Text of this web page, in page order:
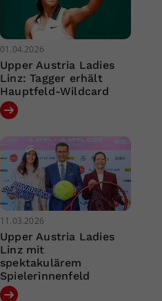
01.04.2026
Upper Austria Ladies
Linz: Tagger erhält
Hauptfeld-Wildcard
11.03.2026
Upper Austria Ladies
Linz mit
spektakulärem
Spielerinnenfeld